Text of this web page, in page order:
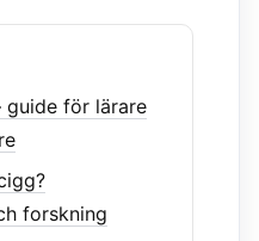
guide för lärare
forskning